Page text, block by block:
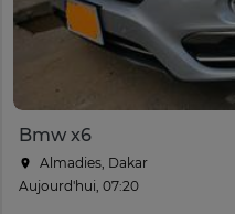
Bmw x6
Almadies, Dakar
Aujourd'hui, 07:20